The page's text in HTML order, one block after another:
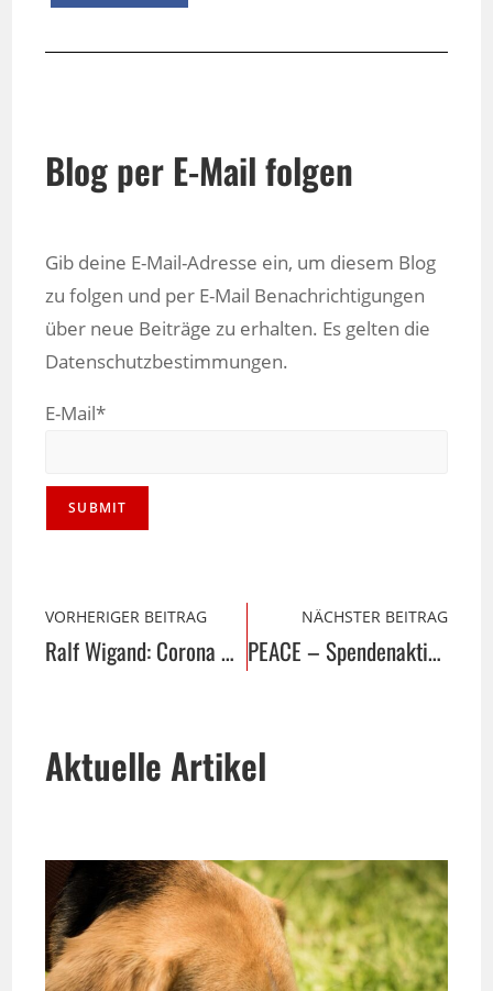
Blog per E-Mail folgen
Gib deine E-Mail-Adresse ein, um diesem Blog
zu folgen und per E-Mail Benachrichtigungen
über neue Beiträge zu erhalten. Es gelten die
Datenschutzbestimmungen.
E-Mail*
VORHERIGER BEITRAG
Ralf Wigand: Corona – die never ending Story
NÄCHSTER BEITRAG
PEACE – Spendenaktion für die Ukraine
Aktuelle Artikel